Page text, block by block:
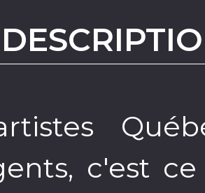
c'est